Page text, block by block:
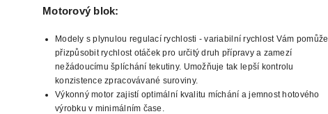
Motorový blok:
Modely s plynulou regulací rychlosti - variabilní rychlost Vám pomůže
přizpůsobit rychlost otáček pro určitý druh přípravy a zamezí
nežádoucímu šplíchání tekutiny. Umožňuje tak lepší kontrolu
konzistence zpracovávané suroviny.
Výkonný motor zajistí optimální kvalitu míchání a jemnost hotového
výrobku v minimálním čase.